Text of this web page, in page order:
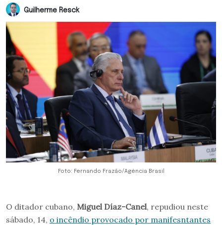
Guilherme Resck
Foto: Fernando Frazão/Agência Brasil
O ditador cubano, Miguel Díaz-Canel, repudiou neste
sábado, 14, o incêndio provocado por manifesntantes